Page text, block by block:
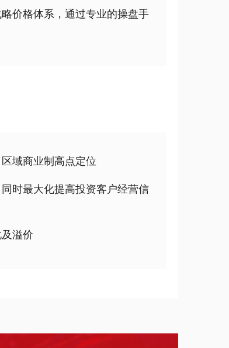
价格体系，通过专业的操盘手
域商业制高点定位
时最大化提高投资客户经营信
溢价